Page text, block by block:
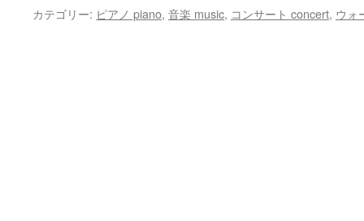
カテゴリー: ピアノ piano, 音楽 music, コンサート concert, ウォ